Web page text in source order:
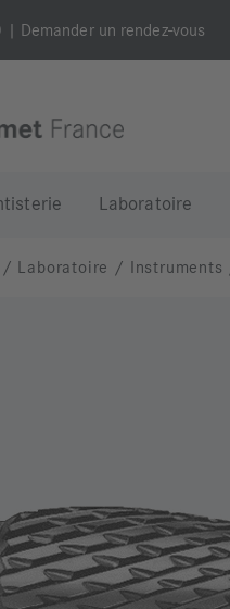
| Demander un rendez-vous
Laboratoire
/ Laboratoire / Instruments